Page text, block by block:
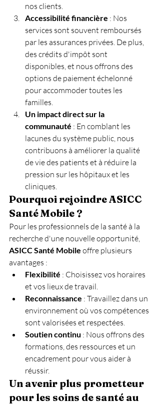
nos clients.
Accessibilité financière : Nos
services sont souvent remboursés
par les assurances privées. De plus,
des crédits d'impôt sont
disponibles, et nous offrons des
options de paiement échelonné
pour accommoder toutes les
familles.
Un impact direct sur la
communauté : En comblant les
lacunes du système public, nous
contribuons à améliorer la qualité
de vie des patients et à réduire la
pression sur les hôpitaux et les
cliniques.
Pourquoi rejoindre ASICC
Santé Mobile ?
Pour les professionnels de la santé à la
recherche d'une nouvelle opportunité,
ASICC Santé Mobile offre plusieurs
avantages :
Flexibilité : Choisissez vos horaires
et vos lieux de travail.
Reconnaissance : Travaillez dans un
environnement où vos compétences
sont valorisées et respectées.
Soutien continu : Nous offrons des
formations, des ressources et un
encadrement pour vous aider à
réussir.
Un avenir plus prometteur
pour les soins de santé au